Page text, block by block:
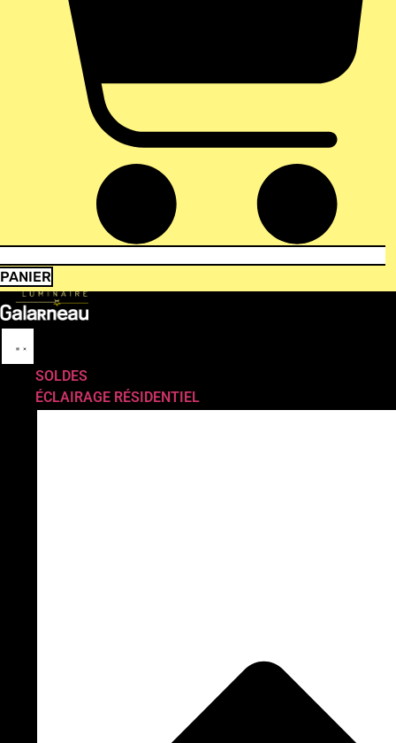
PANIER
SOLDES
ÉCLAIRAGE RÉSIDENTIEL